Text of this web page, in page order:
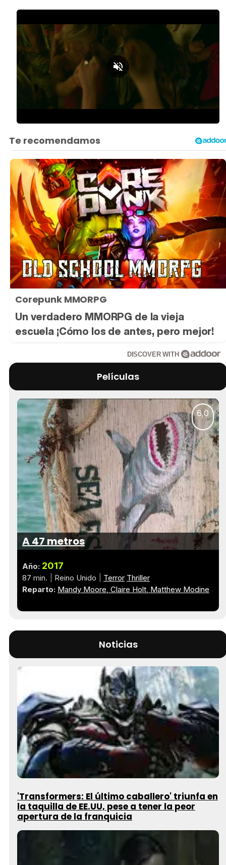
42.26%
Corepunk MMORPG
Un verdadero MMORPG de la vieja
escuela ¡Cómo los de antes, pero mejor!
DISCOVER WITH
Películas
6,0
A 47 metros
Año: 2017
87 min. Reino Unido Terror Thriller
Reparto: Mandy Moore Claire Holt Matthew Modine
Noticias
'Transformers: El último caballero' triunfa en
la taquilla de EE.UU, pese a tener la peor
apertura de la franquicia